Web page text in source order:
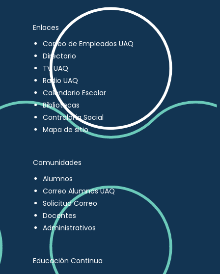
Enlaces
Correo de Empleados UAQ
Directorio
TV UAQ
Radio UAQ
Calendario Escolar
Bibliotecas
Contraloría Social
Mapa de sitio
Comunidades
Alumnos
Correo Alumnos UAQ
Solicitud Correo
Docentes
Administrativos
Educación Continua